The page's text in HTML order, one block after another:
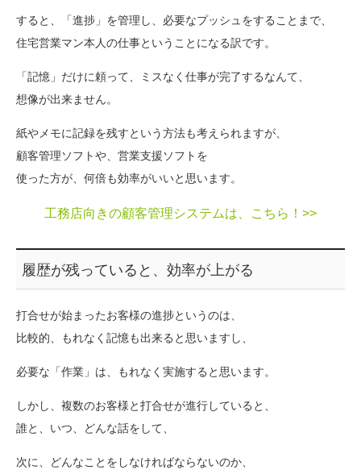
すると、「進捗」を管理し、必要なプッシュをすることまで、
住宅営業マン本人の仕事ということになる訳です。
「記憶」だけに頼って、ミスなく仕事が完了するなんて、
想像が出来ません。
紙やメモに記録を残すという方法も考えられますが、
顧客管理ソフトや、営業支援ソフトを
使った方が、何倍も効率がいいと思います。
工務店向きの顧客管理システムは、こちら！>>
履歴が残っていると、効率が上がる
打合せが始まったお客様の進捗というのは、
比較的、もれなく記憶も出来ると思いますし、
必要な「作業」は、もれなく実施すると思います。
しかし、複数のお客様と打合せが進行していると、
誰と、いつ、どんな話をして、
次に、どんなことをしなければならないのか、